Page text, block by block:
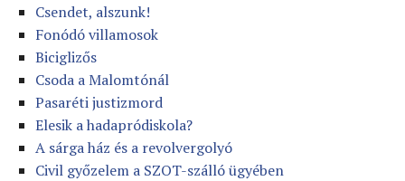
Csendet, alszunk!
Fonódó villamosok
Biciglizős
Csoda a Malomtónál
Pasaréti justizmord
Elesik a hadapródiskola?
A sárga ház és a revolvergolyó
Civil győzelem a SZOT-szálló ügyében